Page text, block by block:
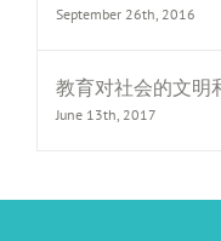
September 26th, 2016
教育对社会的文明
June 13th, 2017